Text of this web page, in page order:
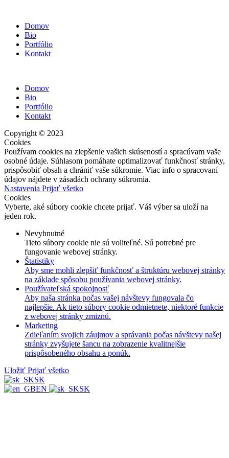
Domov
Bio
Portfólio
Kontakt
Domov
Bio
Portfólio
Kontakt
Copyright © 2023
Cookies
Používam cookies na zlepšenie vašich skúseností a spracúvam vaše
osobné údaje. Súhlasom pomáhate optimalizovať funkčnosť stránky,
prispôsobiť obsah a chrániť vaše súkromie. Viac info o spracovaní
údajov nájdete v zásadách ochrany súkromia.
Nastavenia Prijať všetko
Cookies
Vyberte, aké súbory cookie chcete prijať. Váš výber sa uloží na
jeden rok.
Nevyhnutné
Tieto súbory cookie nie sú voliteľné. Sú potrebné pre
fungovanie webovej stránky.
Štatistiky
Aby sme mohli zlepšiť funkčnosť a štruktúru webovej stránky
na základe spôsobu používania webovej stránky.
Používateľská spokojnosť
Aby naša stránka počas vašej návštevy fungovala čo
najlepšie. Ak tieto súbory cookie odmietnete, niektoré funkcie
z webovej stránky zmiznú.
Marketing
Zdieľaním svojich záujmov a správania počas návštevy našej
stránky zvyšujete šancu na zobrazenie kvalitnejšie
prispôsobeného obsahu a ponúk.
Uložiť Prijať všetko
SK
EN
SK